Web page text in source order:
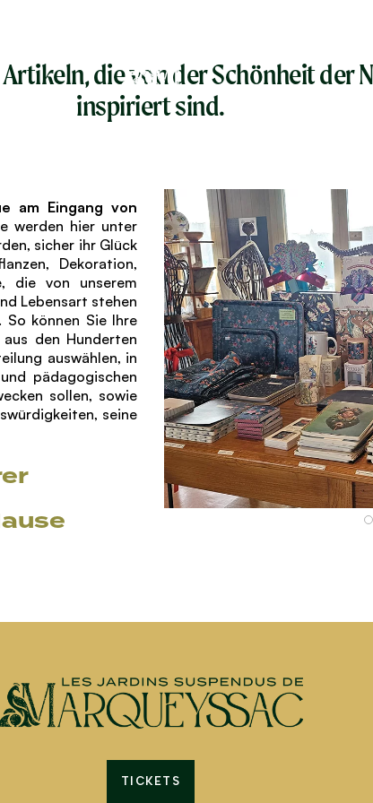
die von der Schönheit der
inspiriert sind.
am Eingang von
werden hier unter
sicher ihr Glück
Dekoration,
die von unserem
Lebensart stehen
können Sie Ihre
den Hunderten
auswählen, in
pädagogischen
sollen, sowie
seine
TICKETS